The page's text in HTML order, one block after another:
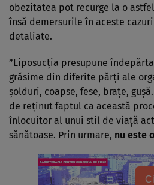
obezitatea pot recurge la o
însă demersurile în aceste
detaliate.
”Liposucţia presupune
grăsime din diferite părţi ale
şolduri, coapse, fese, braţe,
de reţinut faptul ca această
înlocuitor al unui stil de viaţă
sănătoase. Prin urmare, nu este